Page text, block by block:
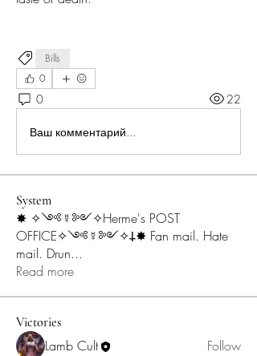
Bills
0
0 22
Ваш комментарий...
System
✸ ✧༺☿༻✧Herme's POST
OFFICE✧༺☿༻✧𐕣✸ Fan mail. Hate
mail. Drun...
Read more
Victories
Lamb Cult
Follow